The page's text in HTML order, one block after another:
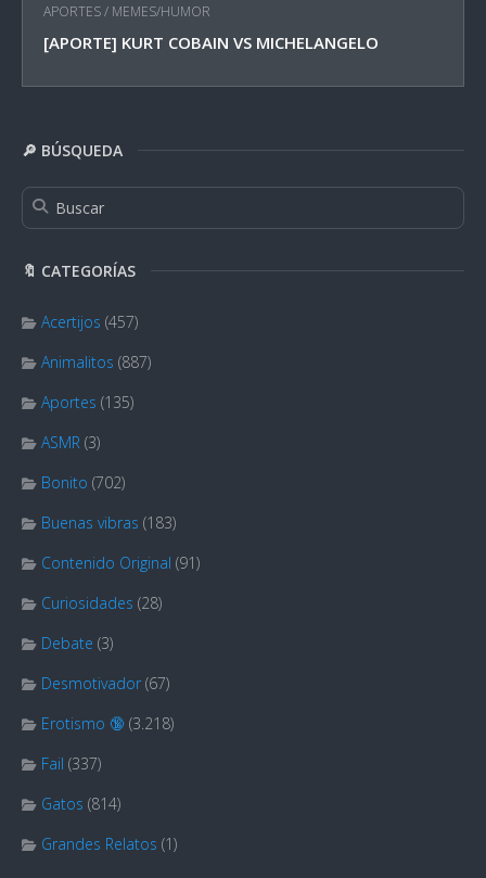
APORTES/ MEMES/HUMOR
[APORTE] KURT COBAIN VS MICHELANGELO
🔎 BÚSQUEDA
🔖 CATEGORÍAS
Acertijos (457)
Animalitos (887)
Aportes (135)
ASMR (3)
Bonito (702)
Buenas vibras (183)
Contenido Original (91)
Curiosidades (28)
Debate (3)
Desmotivador (67)
Erotismo 🔞 (3.218)
Fail (337)
Gatos (814)
Grandes Relatos (1)